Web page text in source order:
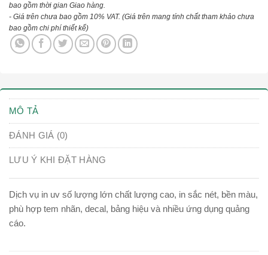
bao gồm thời gian Giao hàng.
- Giá trên chưa bao gồm 10% VAT. (Giá trên mang tính chất tham khảo chưa
bao gồm chi phí thiết kế)
MÔ TẢ
ĐÁNH GIÁ (0)
LƯU Ý KHI ĐẶT HÀNG
Dịch vụ in uv số lượng lớn chất lượng cao, in sắc nét, bền màu,
phù hợp tem nhãn, decal, bảng hiệu và nhiều ứng dụng quảng
cáo.